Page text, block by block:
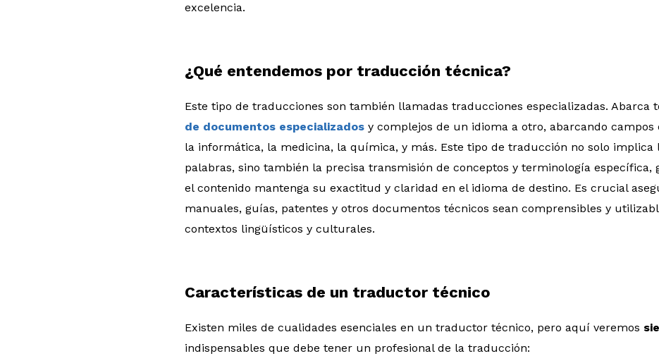
excelencia.
¿Qué entendemos por traducción técnica?
Este tipo de traducciones son también llamadas traducciones especializadas. Abarca
de documentos especializados y complejos de un idioma a otro, abarcando campos
la informática, la medicina, la química, y más. Este tipo de traducción no solo implica
palabras, sino también la precisa transmisión de conceptos y terminología específica,
el contenido mantenga su exactitud y claridad en el idioma de destino. Es crucial
manuales, guías, patentes y otros documentos técnicos sean comprensibles y
contextos lingüísticos y culturales.
Características de un traductor técnico
Existen miles de cualidades esenciales en un traductor técnico, pero aquí veremos
indispensables que debe tener un profesional de la traducción: